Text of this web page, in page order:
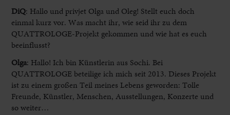
DiQ: Hallo und privjet Olga und Oleg! Stellt euch doch
einmal kurz vor. Was macht ihr, wie seid ihr zu dem
QUATTROLOGE-Projekt gekommen und wie hat es euch
beeinflusst?
Olga: Hallo! Ich bin Künstlerin aus Sochi. Bei
QUATTROLOGE beteilige ich mich seit 2013. Dieses Projekt
ist zu einem großen Teil meines Lebens geworden: Tolle
Freunde, Künstler, Menschen, Ausstellungen, Konzerte und
so weiter…